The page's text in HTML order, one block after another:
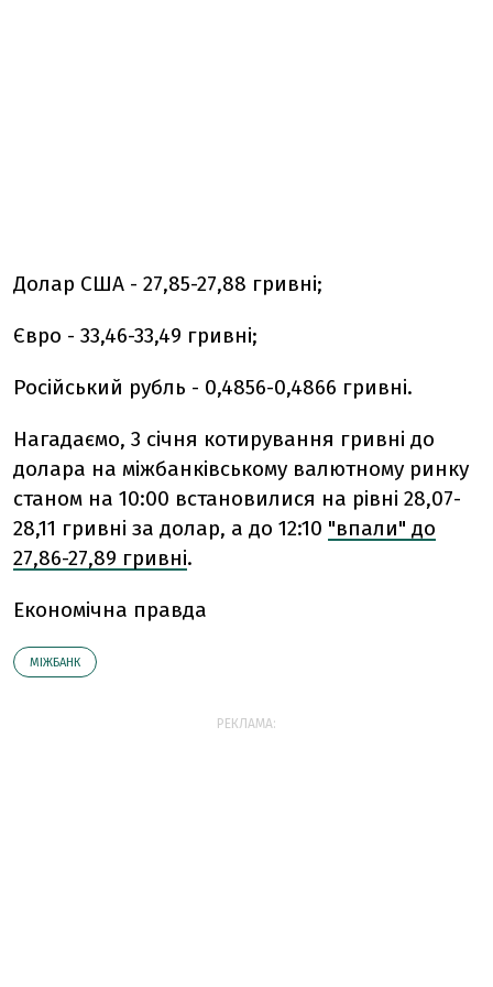
Долар США - 27,85-27,88 гривні;
Євро - 33,46-33,49 гривні;
Російський рубль - 0,4856-0,4866 гривні.
Нагадаємо, 3 січня котирування гривні до
долара на міжбанківському валютному ринку
станом на 10:00 встановилися на рівні 28,07-
28,11 гривні за долар, а до 12:10 "впали" до
27,86-27,89 гривні.
Економічна правда
МІЖБАНК
РЕКЛАМА: